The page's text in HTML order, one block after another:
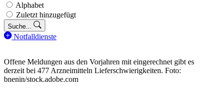
Alphabet
Zuletzt hinzugefügt
Suche...
Notfalldienste
Offene Meldungen aus den Vorjahren mit eingerechnet gibt es
derzeit bei 477 Arzneimitteln Lieferschwierigkeiten. Foto:
bnenin/stock.adobe.com